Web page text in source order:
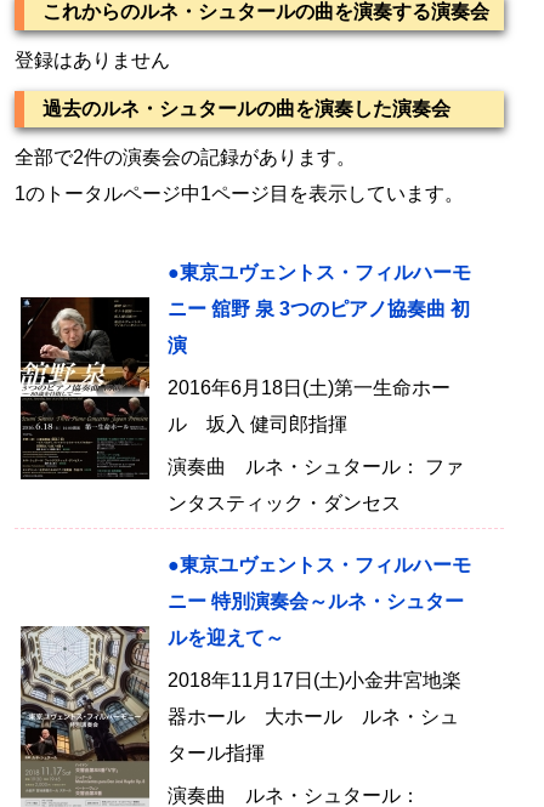
これからのルネ・シュタールの曲を演奏する演奏会
登録はありません
過去のルネ・シュタールの曲を演奏した演奏会
全部で2件の演奏会の記録があります。
1のトータルページ中1ページ目を表示しています。
●東京ユヴェントス・フィルハーモ
ニー 舘野 泉 3つのピアノ協奏曲 初
演
2016年6月18日(土)第一生命ホー
ル 坂入 健司郎指揮
演奏曲 ルネ・シュタール： ファ
ンタスティック・ダンセス
●東京ユヴェントス・フィルハーモ
ニー 特別演奏会～ルネ・シュター
ルを迎えて～
2018年11月17日(土)小金井宮地楽
器ホール 大ホール ルネ・シュ
タール指揮
演奏曲 ルネ・シュタール：